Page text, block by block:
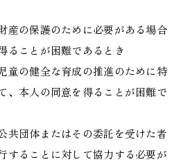
産の保護のために必要がある場合
ることが困難であるとき
童の健全な育成の推進のために特
、本人の同意を得ることが困難で
共団体またはその委託を受けた者
することに対して協力する必要が